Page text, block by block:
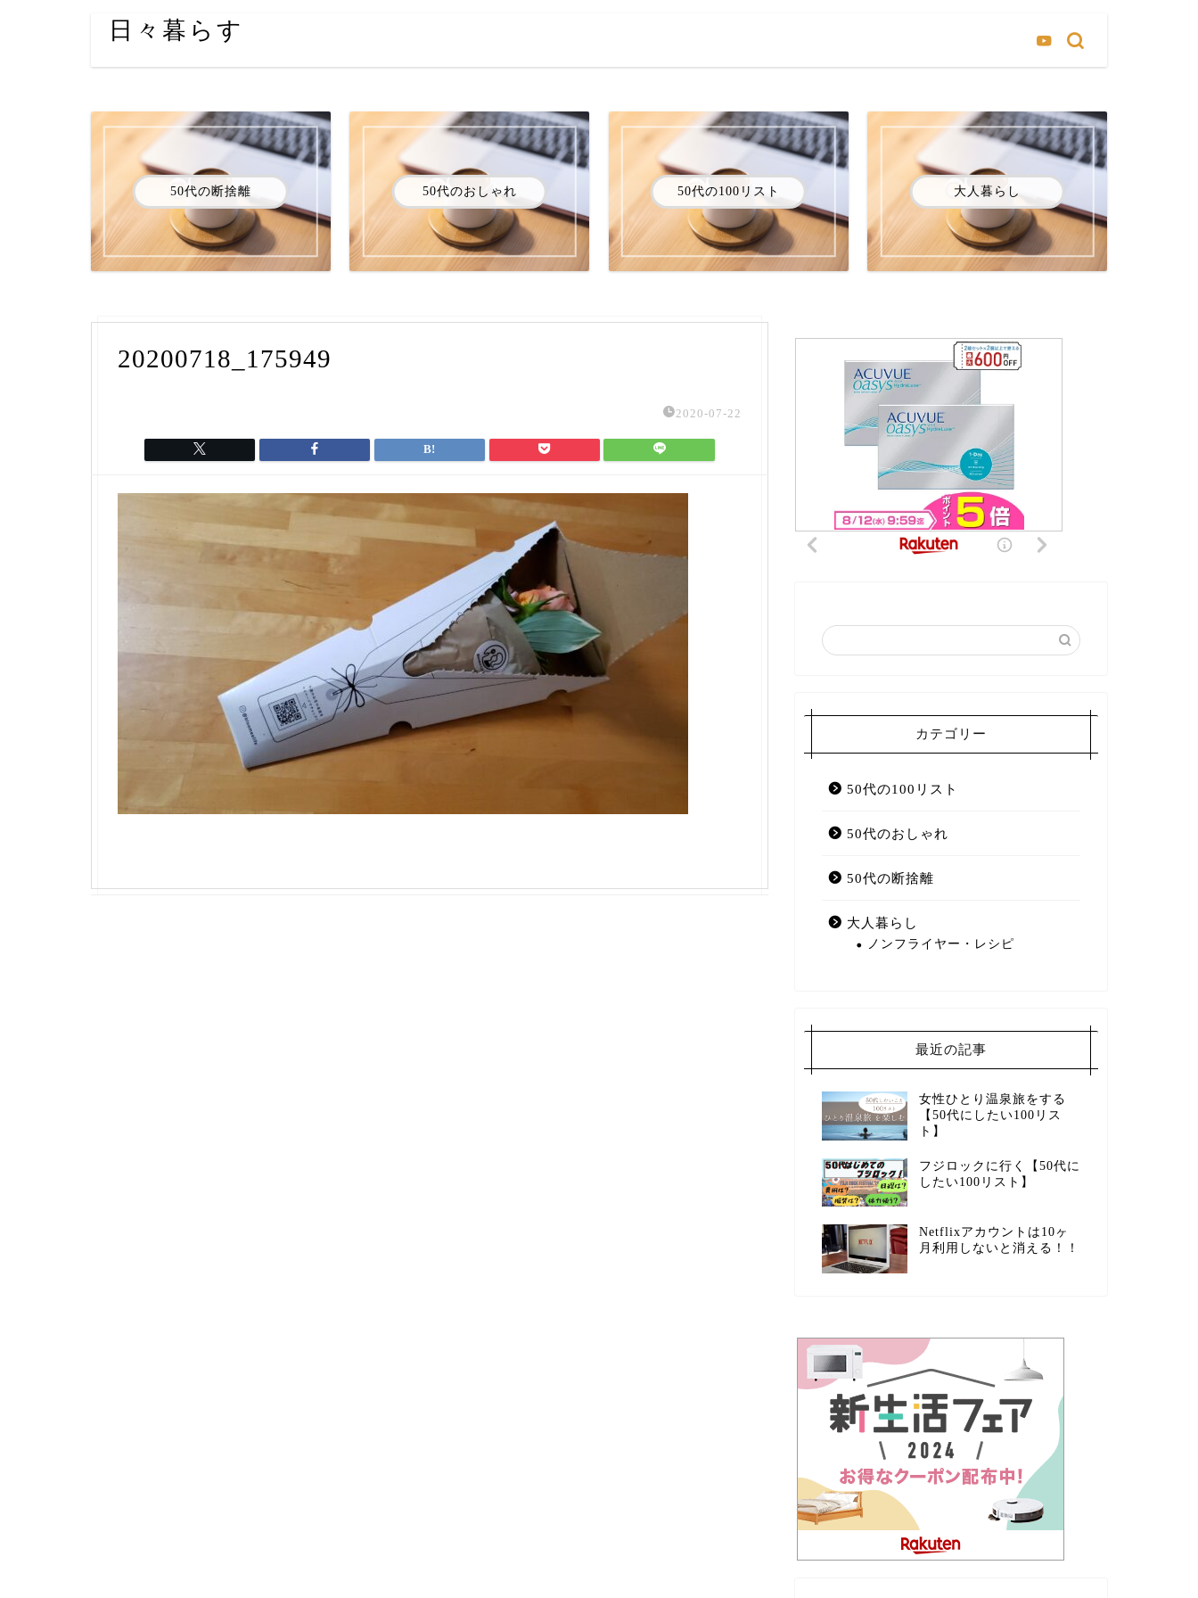
日々暮らす
50代の断捨離 50代のおしゃれ 50代の100リスト 大人暮らし
20200718_175949
2020-07-22
カテゴリー
50代の100リスト
50代のおしゃれ
50代の断捨離
大人暮らし
ノンフライヤー・レシピ
最近の記事
女性ひとり温泉旅をする
【50代にしたい100リス
ト】
フジロックに行く【50代に
したい100リスト】
Netflixアカウントは10ヶ
月利用しないと消える！！